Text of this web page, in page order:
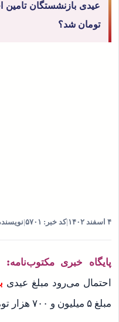
تومان شد؟
۴ اسفند ۱۴۰۲ |کد خبر: ۵۷۰۱
پایگاه خبری مکتوب‌نامه:
احتمال می‌رود مبلغ عیدی
مبلغ ۵ میلیون و ۷۰۰ هزار تومان برسد.